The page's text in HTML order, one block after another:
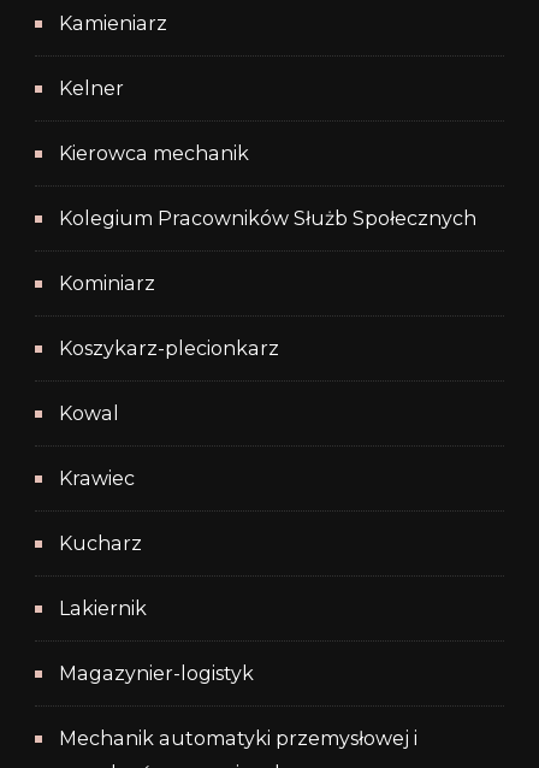
Kamieniarz
Kelner
Kierowca mechanik
Kolegium Pracowników Służb Społecznych
Kominiarz
Koszykarz-plecionkarz
Kowal
Krawiec
Kucharz
Lakiernik
Magazynier-logistyk
Mechanik automatyki przemysłowej i